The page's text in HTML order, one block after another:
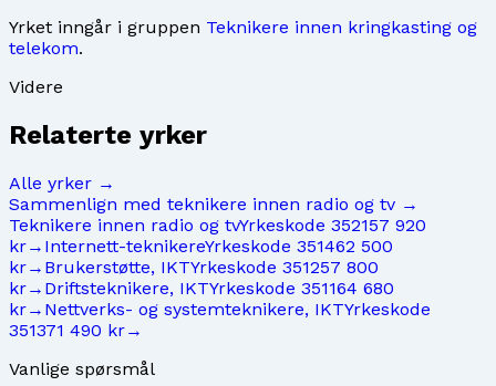
Yrket inngår i gruppen Teknikere innen kringkasting og
telekom.
Videre
Relaterte yrker
Alle yrker →
Sammenlign med teknikere innen radio og tv →
Teknikere innen radio og tvYrkeskode 352157 920
kr→ Internett-teknikereYrkeskode 351462 500
kr→ Brukerstøtte, IKTYrkeskode 351257 800
kr→ Driftsteknikere, IKTYrkeskode 351164 680
kr→ Nettverks- og systemteknikere, IKTYrkeskode
351371 490 kr→
Vanlige spørsmål